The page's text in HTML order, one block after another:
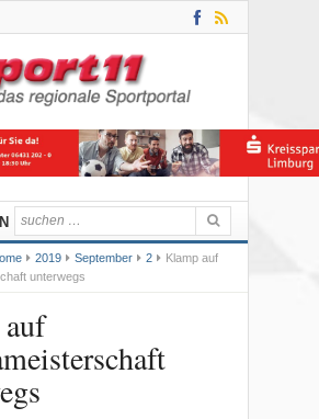
2019 September 2
Klamp auf
unterwegs